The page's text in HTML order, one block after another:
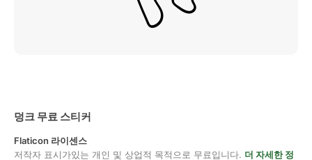
덩크 무료 스티커
Flaticon 라이센스
저작자 표시가있는 개인 및 상업적 목적으로 무료입니다. 더 자세한 정